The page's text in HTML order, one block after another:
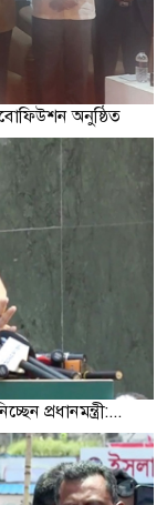
অনুষ্ঠিত
প্রধানমন্ত্রী:...